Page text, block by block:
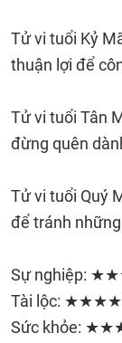
Tử vi tuổi Kỷ
thuận lợi để
Tử vi tuổi Tân
đừng quên
Tử vi tuổi Quý
để tránh
Sự nghiệp:
Tài lộc: ★★★★
Sức khỏe: